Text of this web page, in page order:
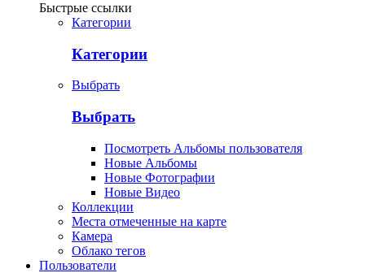
Быстрые ссылки
Категории
Категории
Выбрать
Выбрать
Посмотреть Альбомы пользователя
Новые Альбомы
Новые Фотографии
Новые Видео
Коллекции
Места отмеченные на карте
Камера
Облако тегов
Пользователи